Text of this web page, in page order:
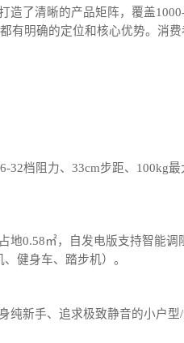
造了清晰的产品矩阵，覆盖
有明确的定位和核心优势。消费
32档阻力、33cm步距、100kg最
地0.58㎡，自发电版支持智能调
健身车、踏步机）。
纯新手、追求极致静音的小户型